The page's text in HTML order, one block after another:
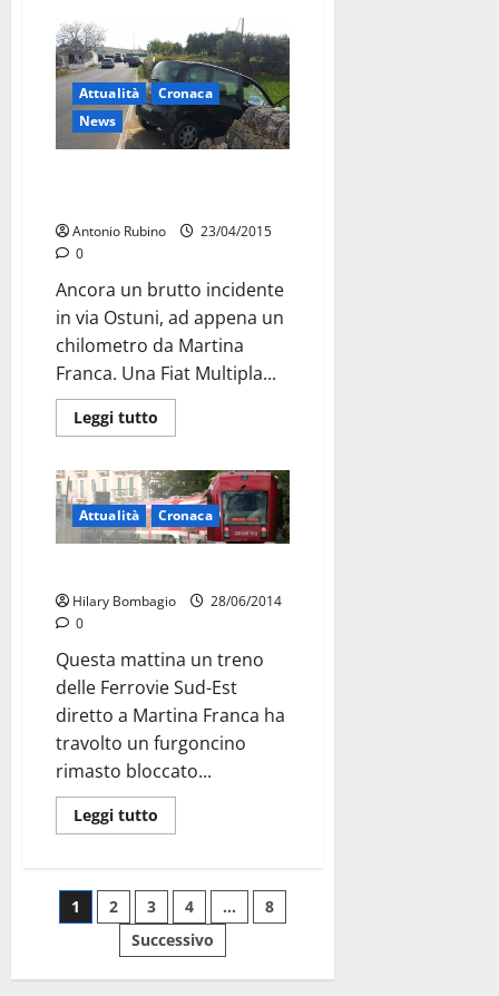
Attualità
Cronaca
News
Antonio Rubino
23/04/2015
0
Ancora un brutto incidente
in via Ostuni, ad appena un
chilometro da Martina
Franca. Una Fiat Multipla...
Leggi tutto
Attualità Cronaca
Hilary Bombagio
28/06/2014
0
Questa mattina un treno
delle Ferrovie Sud-Est
diretto a Martina Franca ha
travolto un furgoncino
rimasto bloccato...
Leggi tutto
1 2 3 4 …
8
Successivo